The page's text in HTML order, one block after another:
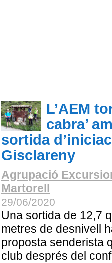
L’AEM
cabra’
sortida
Gisclareny
Agrupació
Martorell
29/06/2020
Una sortida de 12,7
metres de desnivell
proposta senderista
club després del